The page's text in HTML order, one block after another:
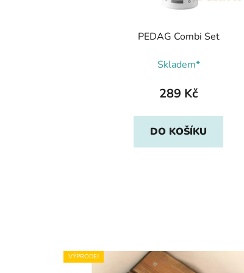
PEDAG Combi Set
Skladem*
289 Kč
DO KOŠÍKU
VÝPRODEJ